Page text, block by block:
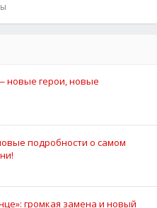
новые герои, новые
подробности о самом
громкая замена и новый